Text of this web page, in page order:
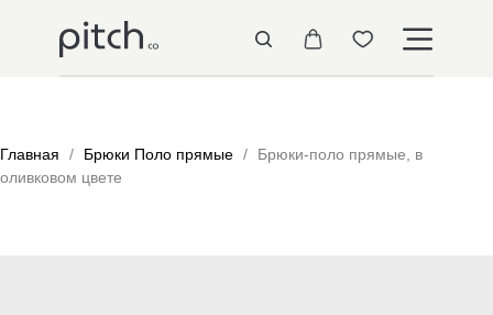
Главная Брюки Поло прямые
Брюки-поло прямые, в
оливковом цвете